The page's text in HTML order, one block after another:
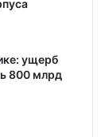
ущерб
800 млрд